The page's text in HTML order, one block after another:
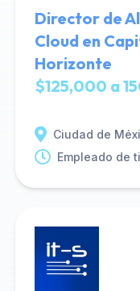
Director de
Cloud en
Horizonte
$125,000 a
Ciudad de
Empleado de